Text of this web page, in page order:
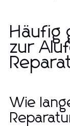
Häufig
zur
Wie